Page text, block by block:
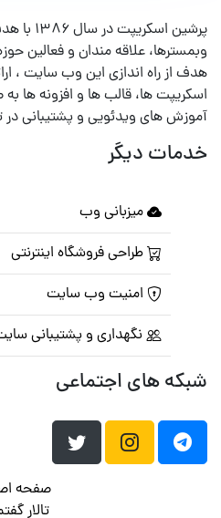
پرشین
وبمسترها، علاقه مندان و فعالین
هدف از راه اندازی این وب سایت ،
اسکریپت ها، قالب ها و افزونه ها
آموزش های ویدئویی و پشتیبانی در
خدمات دیگر
میزبانی وب
طراحی فروشگاه اینترنتی
امنیت وب سایت
نگهداری و پشتیبانی
شبکه های اجتماعی
صفحه
تالار